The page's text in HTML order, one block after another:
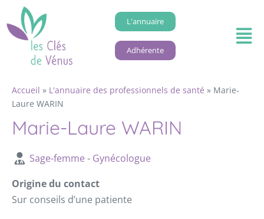
L'annuaire
Adhérente
Accueil » L'annuaire des professionnels de santé » Marie-
Laure WARIN
Marie-Laure WARIN
Sage-femme - Gynécologue
Origine du contact
Sur conseils d’une patiente